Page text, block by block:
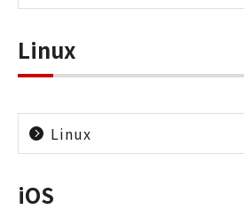
Linux
Linux
iOS